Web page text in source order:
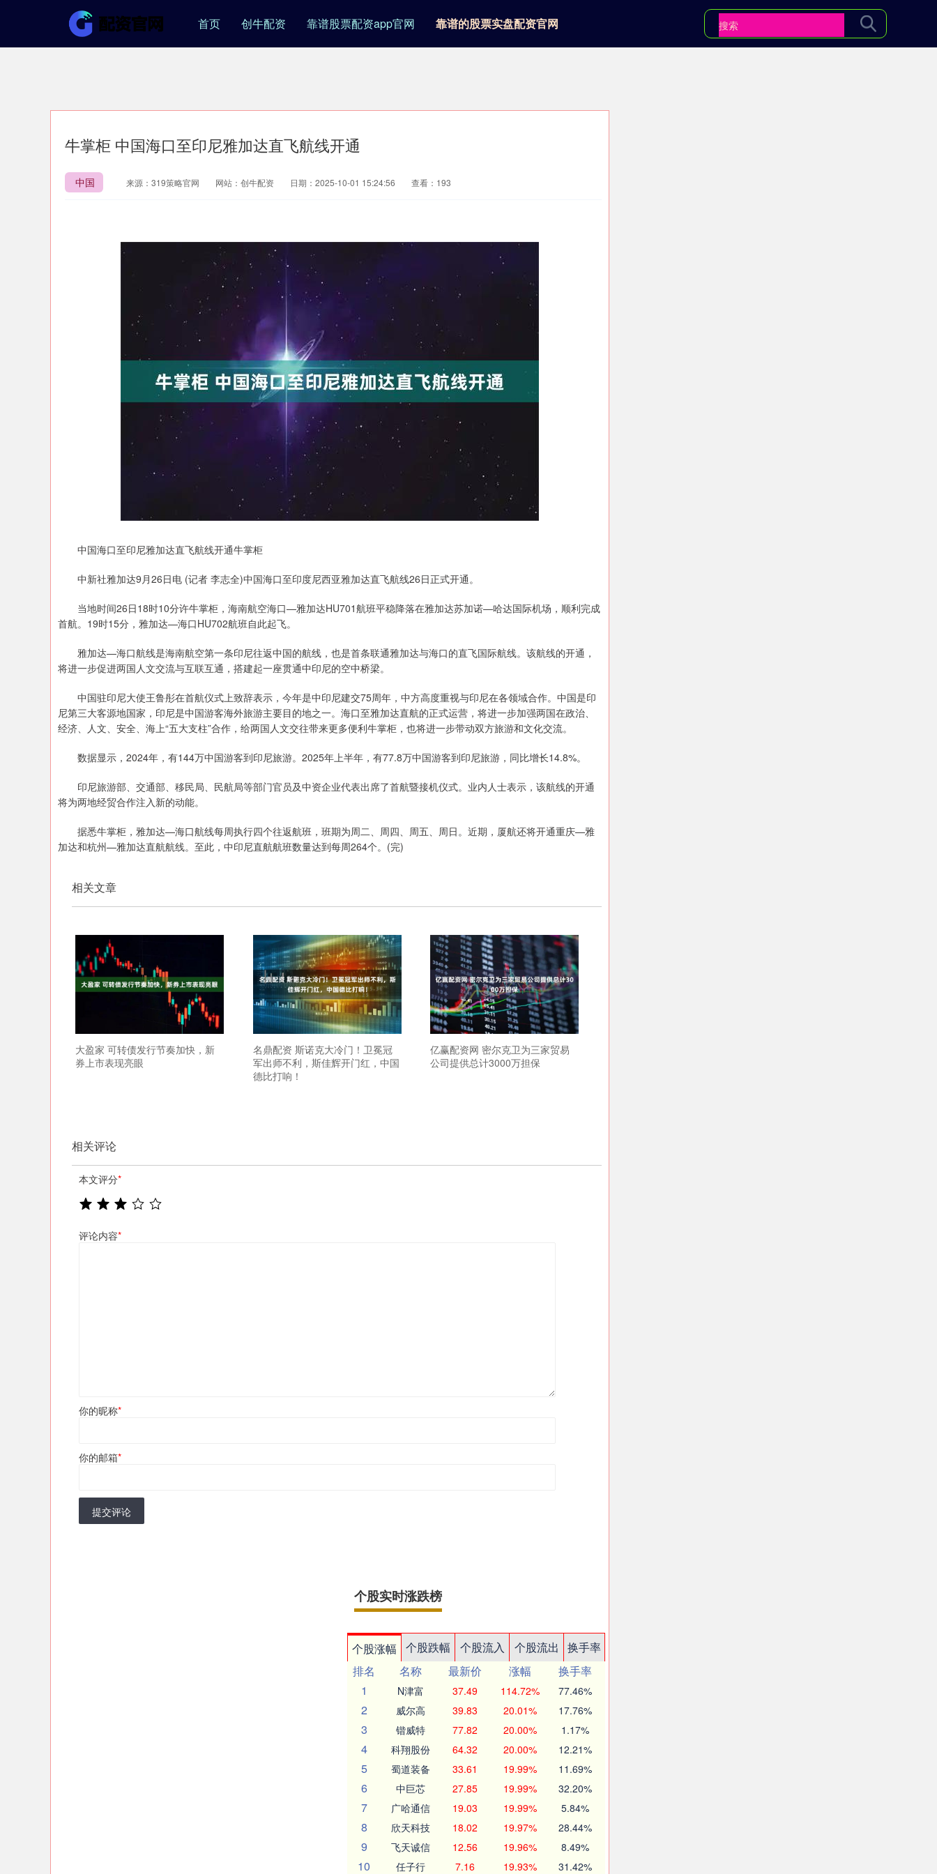
首页 创牛配资 靠谱股票配资app官网 靠谱的股票实盘配资官网
牛掌柜 中国海口至印尼雅加达直飞航线开通
中国 来源：319策略官网 网站：创牛配资 日期：2025-10-01 15:24:56 查看：193
中国海口至印尼雅加达直飞航线开通牛掌柜
中新社雅加达9月26日电 (记者 李志全)中国海口至印度尼西亚雅加达直飞航线26日正式开通。
当地时间26日18时10分许牛掌柜，海南航空海口—雅加达HU701航班平稳降落在雅加达苏加诺—哈达国际机场，顺利完成
首航。19时15分，雅加达—海口HU702航班自此起飞。
雅加达—海口航线是海南航空第一条印尼往返中国的航线，也是首条联通雅加达与海口的直飞国际航线。该航线的开通，
将进一步促进两国人文交流与互联互通，搭建起一座贯通中印尼的空中桥梁。
中国驻印尼大使王鲁彤在首航仪式上致辞表示，今年是中印尼建交75周年，中方高度重视与印尼在各领域合作。中国是印
尼第三大客源地国家，印尼是中国游客海外旅游主要目的地之一。海口至雅加达直航的正式运营，将进一步加强两国在政治、
经济、人文、安全、海上“五大支柱”合作，给两国人文交往带来更多便利牛掌柜，也将进一步带动双方旅游和文化交流。
数据显示，2024年，有144万中国游客到印尼旅游。2025年上半年，有77.8万中国游客到印尼旅游，同比增长14.8%。
印尼旅游部、交通部、移民局、民航局等部门官员及中资企业代表出席了首航暨接机仪式。业内人士表示，该航线的开通
将为两地经贸合作注入新的动能。
据悉牛掌柜，雅加达—海口航线每周执行四个往返航班，班期为周二、周四、周五、周日。近期，厦航还将开通重庆—雅
加达和杭州—雅加达直航航线。至此，中印尼直航航班数量达到每周264个。(完)
相关文章
大盈家 可转债发行节奏加快，新
券上市表现亮眼
名鼎配资 斯诺克大冷门！卫冕冠
军出师不利，斯佳辉开门红，中国
德比打响！
亿赢配资网 密尔克卫为三家贸易
公司提供总计3000万担保
相关评论
本文评分*
评论内容*
你的昵称*
你的邮箱*
提交评论
个股实时涨跌榜
个股涨幅 个股跌幅 个股流入 个股流出
换手率
排名
名称 最新价 涨幅
换手率
1
N津富 37.49 114.72% 77.46%
2 威尔高 39.83 20.01% 17.76%
3 锴威特 77.82 20.00% 1.17%
4 科翔股份 64.32 20.00% 12.21%
5 蜀道装备 33.61 19.99% 11.69%
6 中巨芯 27.85 19.99% 32.20%
7 广哈通信 19.03 19.99% 5.84%
8 欣天科技 18.02 19.97% 28.44%
9 飞天诚信 12.56 19.96% 8.49%
10 任子行 7.16 19.93% 31.42%